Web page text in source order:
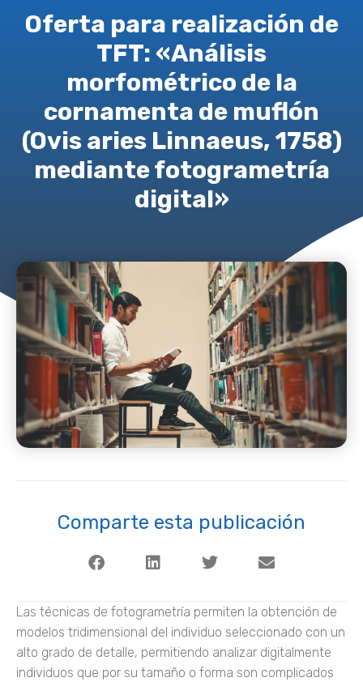
Oferta para realización de
TFT: «Análisis
morfométrico de la
cornamenta de muflón
(Ovis aries Linnaeus, 1758)
mediante fotogrametría
digital»
Comparte esta publicación
Las técnicas de fotogrametría permiten la obtención de
modelos tridimensional del individuo seleccionado con un
alto grado de detalle, permitiendo analizar digitalmente
individuos que por su tamaño o forma son complicados